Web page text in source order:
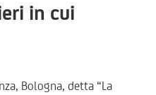
in cui
Bologna, detta “La